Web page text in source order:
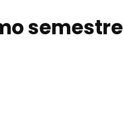
semestre